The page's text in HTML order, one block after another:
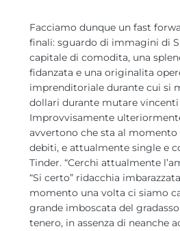
Facciamo dunque un fast
finali: sguardo di immagini di
capitale di comodita, una
fidanzata e una originalita
imprenditoriale durante cui si
dollari durante mutare
Improvvisamente
avvertono che sta al momento
debiti, e attualmente single e
Tinder. “Cerchi attualmente
“Si certo” ridacchia
momento una volta ci siamo
grande imboscata del
tenero, in assenza di neanche